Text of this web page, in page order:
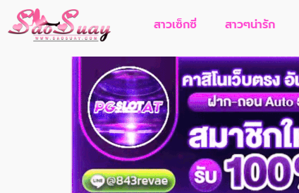
สาวเซ็กซี่ สาวๆน่ารัก